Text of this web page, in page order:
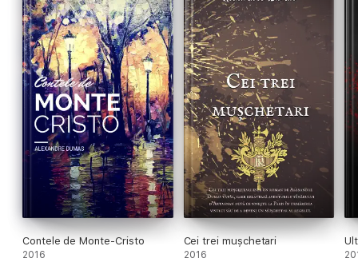
Contele de Monte-Cristo
2016
Cei trei mușchetari
2016